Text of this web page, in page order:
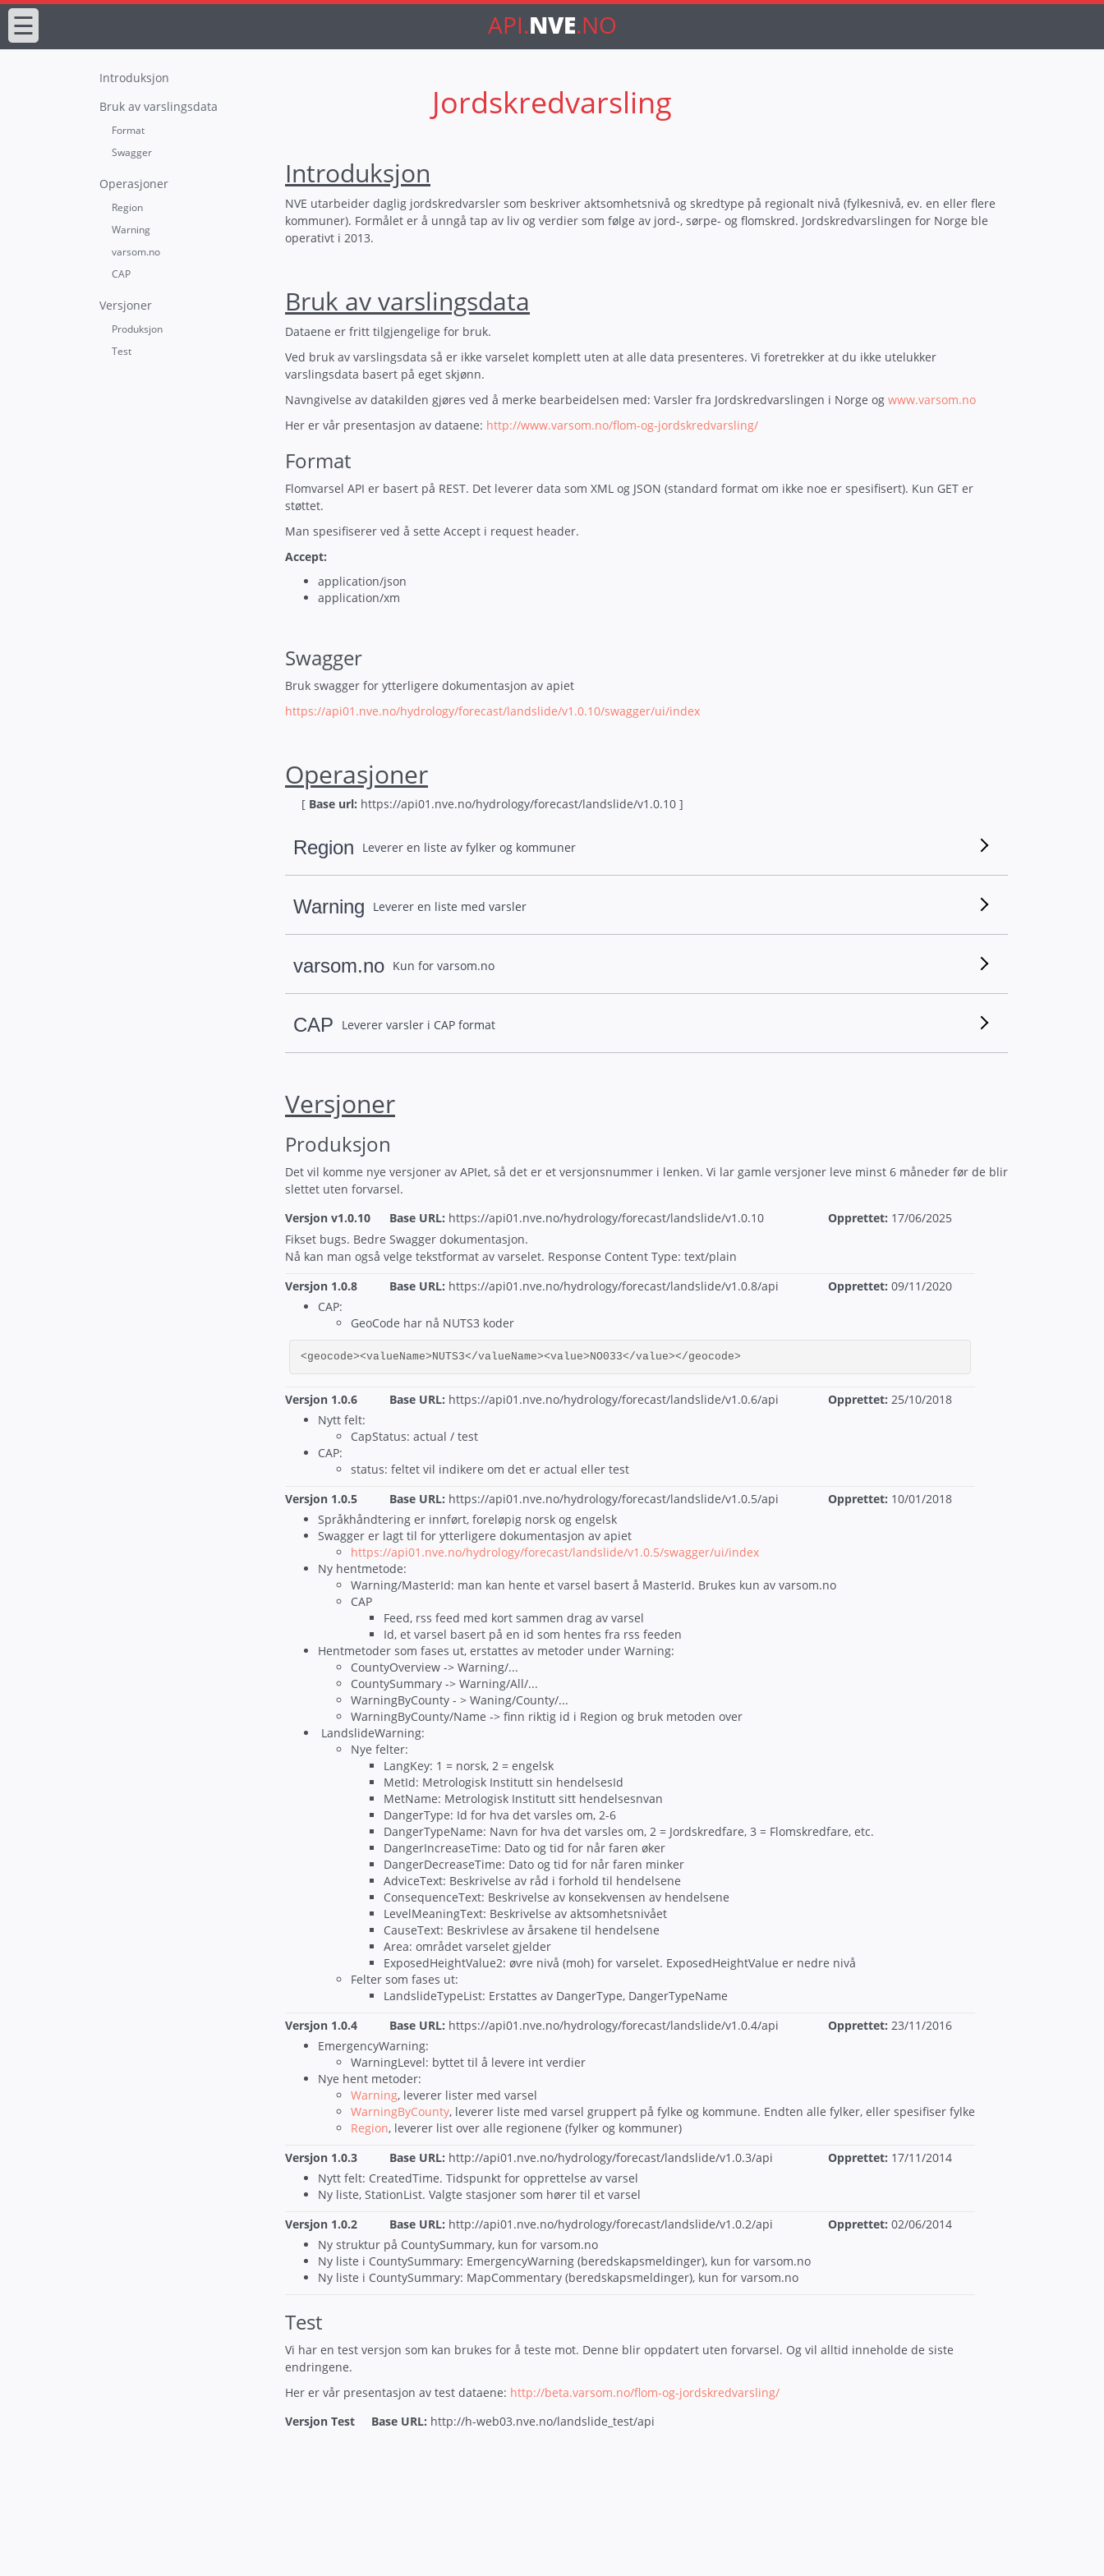
API.NVE.NO
☰
Jordskredvarsling
Introduksjon
Bruk av varslingsdata
Format
Swagger
Operasjoner
Region
Warning
varsom.no
CAP
Versjoner
Produksjon
Test
Introduksjon
NVE utarbeider daglig jordskredvarsler som beskriver aktsomhetsnivå og skredtype på regionalt nivå (fylkesnivå, ev. en eller flere
kommuner). Formålet er å unngå tap av liv og verdier som følge av jord-, sørpe- og flomskred. Jordskredvarslingen for Norge ble
operativt i 2013.
Bruk av varslingsdata
Dataene er fritt tilgjengelige for bruk.
Ved bruk av varslingsdata så er ikke varselet komplett uten at alle data presenteres. Vi foretrekker at du ikke utelukker
varslingsdata basert på eget skjønn.
Navngivelse av datakilden gjøres ved å merke bearbeidelsen med: Varsler fra Jordskredvarslingen i Norge og www.varsom.no
Her er vår presentasjon av dataene: http://www.varsom.no/flom-og-jordskredvarsling/
Format
Flomvarsel API er basert på REST. Det leverer data som XML og JSON (standard format om ikke noe er spesifisert). Kun GET er
støttet.
Man spesifiserer ved å sette Accept i request header.
Accept:
application/json
application/xm
Swagger
Bruk swagger for ytterligere dokumentasjon av apiet
https://api01.nve.no/hydrology/forecast/landslide/v1.0.10/swagger/ui/index
Operasjoner
[ Base url: https://api01.nve.no/hydrology/forecast/landslide/v1.0.10 ]
Region Leverer en liste av fylker og kommuner
Warning Leverer en liste med varsler
varsom.no Kun for varsom.no
CAP Leverer varsler i CAP format
Versjoner
Produksjon
Det vil komme nye versjoner av APIet, så det er et versjonsnummer i lenken. Vi lar gamle versjoner leve minst 6 måneder før de blir
slettet uten forvarsel.
Versjon v1.0.10
Base URL: https://api01.nve.no/hydrology/forecast/landslide/v1.0.10 Opprettet: 17/06/2025
Fikset bugs. Bedre Swagger dokumentasjon.
Nå kan man også velge tekstformat av varselet. Response Content Type: text/plain
Versjon 1.0.8
Base URL: https://api01.nve.no/hydrology/forecast/landslide/v1.0.8/api Opprettet: 09/11/2020
CAP:
GeoCode har nå NUTS3 koder
<geocode><valueName>NUTS3</valueName><value>NO033</value></geocode>
Versjon 1.0.6 Base URL: https://api01.nve.no/hydrology/forecast/landslide/v1.0.6/api Opprettet: 25/10/2018
Nytt felt:
CapStatus: actual / test
CAP:
status: feltet vil indikere om det er actual eller test
Versjon 1.0.5
Base URL: https://api01.nve.no/hydrology/forecast/landslide/v1.0.5/api Opprettet: 10/01/2018
Språkhåndtering er innført, foreløpig norsk og engelsk
Swagger er lagt til for ytterligere dokumentasjon av apiet
https://api01.nve.no/hydrology/forecast/landslide/v1.0.5/swagger/ui/index
Ny hentmetode:
Warning/MasterId: man kan hente et varsel basert å MasterId. Brukes kun av varsom.no
CAP
Feed, rss feed med kort sammen drag av varsel
Id, et varsel basert på en id som hentes fra rss feeden
Hentmetoder som fases ut, erstattes av metoder under Warning:
CountyOverview -> Warning/...
CountySummary -> Warning/All/...
WarningByCounty - > Waning/County/...
WarningByCounty/Name -> finn riktig id i Region og bruk metoden over
LandslideWarning:
Nye felter:
LangKey: 1 = norsk, 2 = engelsk
MetId: Metrologisk Institutt sin hendelsesId
MetName: Metrologisk Institutt sitt hendelsesnvan
DangerType: Id for hva det varsles om, 2-6
DangerTypeName: Navn for hva det varsles om, 2 = Jordskredfare, 3 = Flomskredfare, etc.
DangerIncreaseTime: Dato og tid for når faren øker
DangerDecreaseTime: Dato og tid for når faren minker
AdviceText: Beskrivelse av råd i forhold til hendelsene
ConsequenceText: Beskrivelse av konsekvensen av hendelsene
LevelMeaningText: Beskrivelse av aktsomhetsnivået
CauseText: Beskrivlese av årsakene til hendelsene
Area: området varselet gjelder
ExposedHeightValue2: øvre nivå (moh) for varselet. ExposedHeightValue er nedre nivå
Felter som fases ut:
LandslideTypeList: Erstattes av DangerType, DangerTypeName
Versjon 1.0.4
Base URL: https://api01.nve.no/hydrology/forecast/landslide/v1.0.4/api Opprettet: 23/11/2016
EmergencyWarning:
WarningLevel: byttet til å levere int verdier
Nye hent metoder:
Warning, leverer lister med varsel
WarningByCounty, leverer liste med varsel gruppert på fylke og kommune. Endten alle fylker, eller spesifiser fylke
Region, leverer list over alle regionene (fylker og kommuner)
Versjon 1.0.3
Base URL: http://api01.nve.no/hydrology/forecast/landslide/v1.0.3/api Opprettet: 17/11/2014
Nytt felt: CreatedTime. Tidspunkt for opprettelse av varsel
Ny liste, StationList. Valgte stasjoner som hører til et varsel
Versjon 1.0.2
Base URL: http://api01.nve.no/hydrology/forecast/landslide/v1.0.2/api Opprettet: 02/06/2014
Ny struktur på CountySummary, kun for varsom.no
Ny liste i CountySummary: EmergencyWarning (beredskapsmeldinger), kun for varsom.no
Ny liste i CountySummary: MapCommentary (beredskapsmeldinger), kun for varsom.no
Test
Vi har en test versjon som kan brukes for å teste mot. Denne blir oppdatert uten forvarsel. Og vil alltid inneholde de siste
endringene.
Her er vår presentasjon av test dataene: http://beta.varsom.no/flom-og-jordskredvarsling/
Versjon Test
Base URL: http://h-web03.nve.no/landslide_test/api